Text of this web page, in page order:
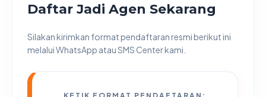
Daftar Jadi Agen Sekarang
Silakan kirimkan format pendaftaran resmi berikut ini
melalui WhatsApp atau SMS Center kami.